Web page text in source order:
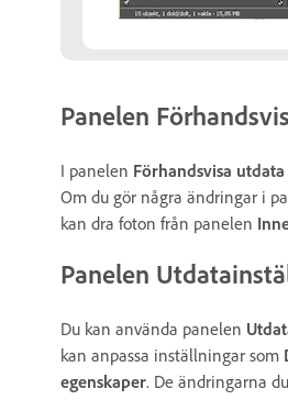
Panelen
I panelen Förhandsvisa utdata
Om du gör några ändringar i
kan dra foton från panelen
Panelen
Du kan använda panelen
kan anpassa inställningar som
egenskaper. De ändringarna